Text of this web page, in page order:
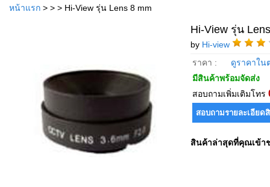
หน้าแรก > > > Hi-View รุ่น Lens 8 mm
Hi-View รุ่น
by Hi-view
ราคา :
ดูราคาใน
มีสินค้าพร้อมจัดส่ง
สอบถามเพิ่มเติมโทร
สินค้าล่าสุดที่คุณเข้า